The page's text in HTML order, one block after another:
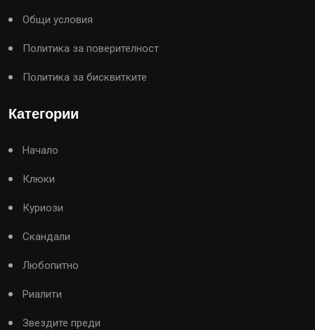
Общи условия
Политика за поверителност
Политика за бисквитките
Категории
Начало
Клюки
Куриози
Скандали
Любопитно
Риалити
Звездите преди